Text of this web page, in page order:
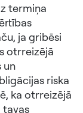
termiņa
ja gribēsi
otrreizējā
un
riska
ka otrreizējā
tavas